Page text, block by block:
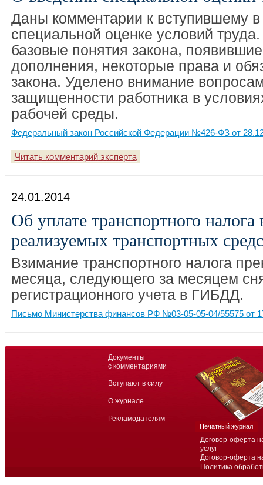
Даны комментарии к вступившему в
специальной оценке условий
базовые понятия закона,
дополнения, некоторые права и
закона. Уделено внимание
защищенности работника в
рабочей среды.
Федеральный закон Российской Федерации №426-ФЗ от
Читать комментарий эксперта
24.01.2014
Об уплате транспортного
реализуемых транспортных
Взимание транспортного налога
месяца, следующего за месяцем
регистрационного учета в ГИБДД.
Письмо Министерства финансов РФ №03-05-05-04/55575 от
Договор-оферта
услуг
Договор-оферта
Политика
Документы
с комментариями
Вступают в силу
О журнале
Рекламодателям
Печатный журнал